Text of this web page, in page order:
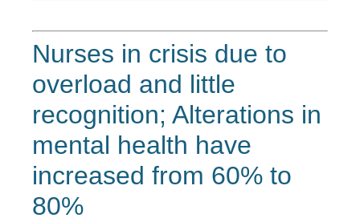
Nurses in crisis due to
overload and little
recognition; Alterations in
mental health have
increased from 60% to
80%